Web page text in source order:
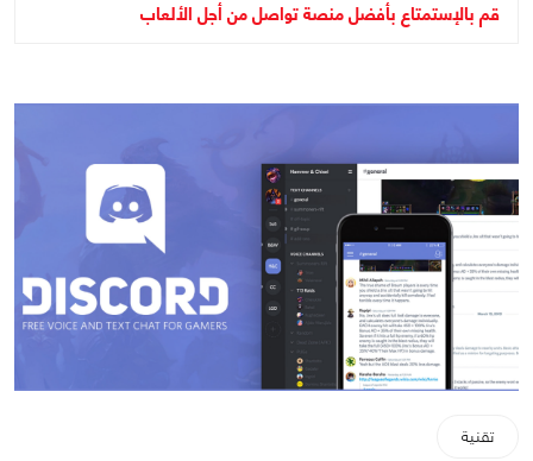
قم بالإستمتاع بأفضل منصة تواصل من أجل الألعاب
تقنية